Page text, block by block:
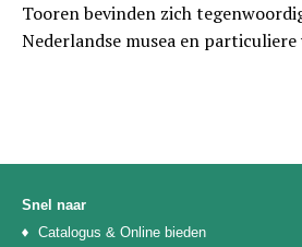
Tooren bevinden zich
Nederlandse musea en
Snel naar
Catalogus & Online bieden